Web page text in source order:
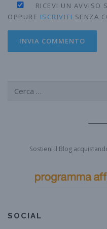
RICEVI UN AVVISO
OPPURE ISCRIVITI SENZA
per:
Sostieni il Blog
SOCIAL